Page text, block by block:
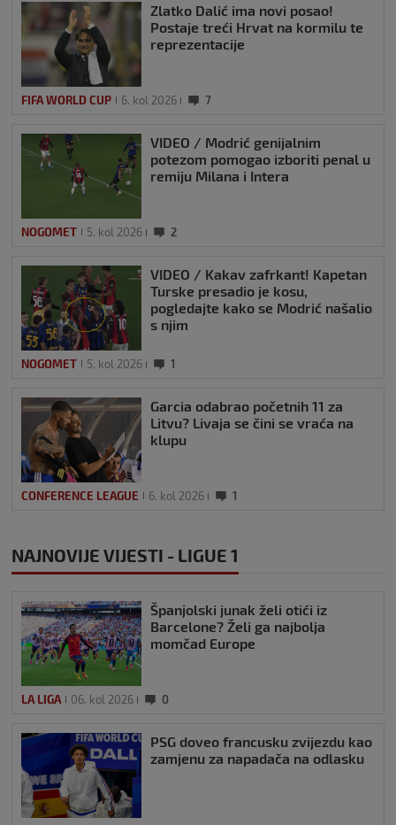
Zlatko Dalić ima novi posao!
Postaje treći Hrvat na kormilu te
reprezentacije
FIFA WORLD CUP 6. kol 2026 7
VIDEO / Modrić genijalnim
potezom pomogao izboriti penal u
remiju Milana i Intera
NOGOMET 5. kol 2026 2
VIDEO / Kakav zafrkant! Kapetan
Turske presadio je kosu,
pogledajte kako se Modrić našalio
s njim
NOGOMET 5. kol 2026 1
Garcia odabrao početnih 11 za
Litvu? Livaja se čini se vraća na
klupu
CONFERENCE LEAGUE 6. kol 2026 1
NAJNOVIJE VIJESTI - LIGUE 1
Španjolski junak želi otići iz
Barcelone? Želi ga najbolja
momčad Europe
LA LIGA 06. kol 2026 0
PSG doveo francusku zvijezdu kao
zamjenu za napadača na odlasku